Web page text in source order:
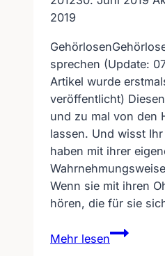
2019
sprechen (Update:
Artikel wurde
veröffentlicht)
und zu mal von den
lassen. Und wisst
haben mit ihrer
Wenn sie mit ihren
hören, die für sie
Mehr lesen
Gehörlose
können